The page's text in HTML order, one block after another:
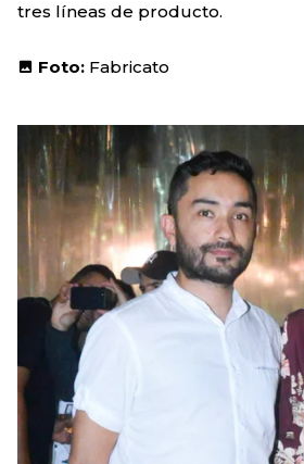
tres líneas de producto.
Foto: Fabricato